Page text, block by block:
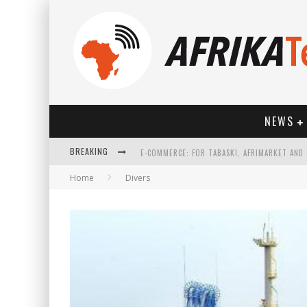
NEWS
BREAKING
HOW TECHNOLOGY HAS CHANGED SPORTS
Home Divers